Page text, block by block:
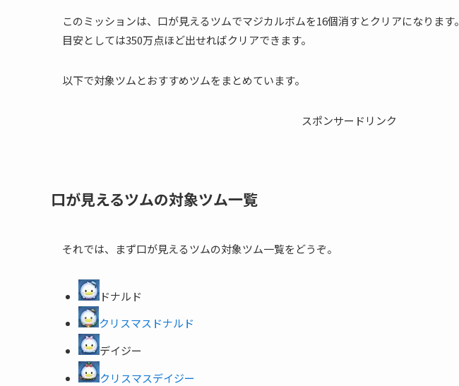
このミッションは、口が見えるツムでマジカルボムを16個消すとクリアになります。
目安としては350万点ほど出せればクリアできます。
以下で対象ツムとおすすめツムをまとめています。
スポンサードリンク
口が見えるツムの対象ツム一覧
それでは、まず口が見えるツムの対象ツム一覧をどうぞ。
ドナルド
クリスマスドナルド
デイジー
クリスマスデイジー